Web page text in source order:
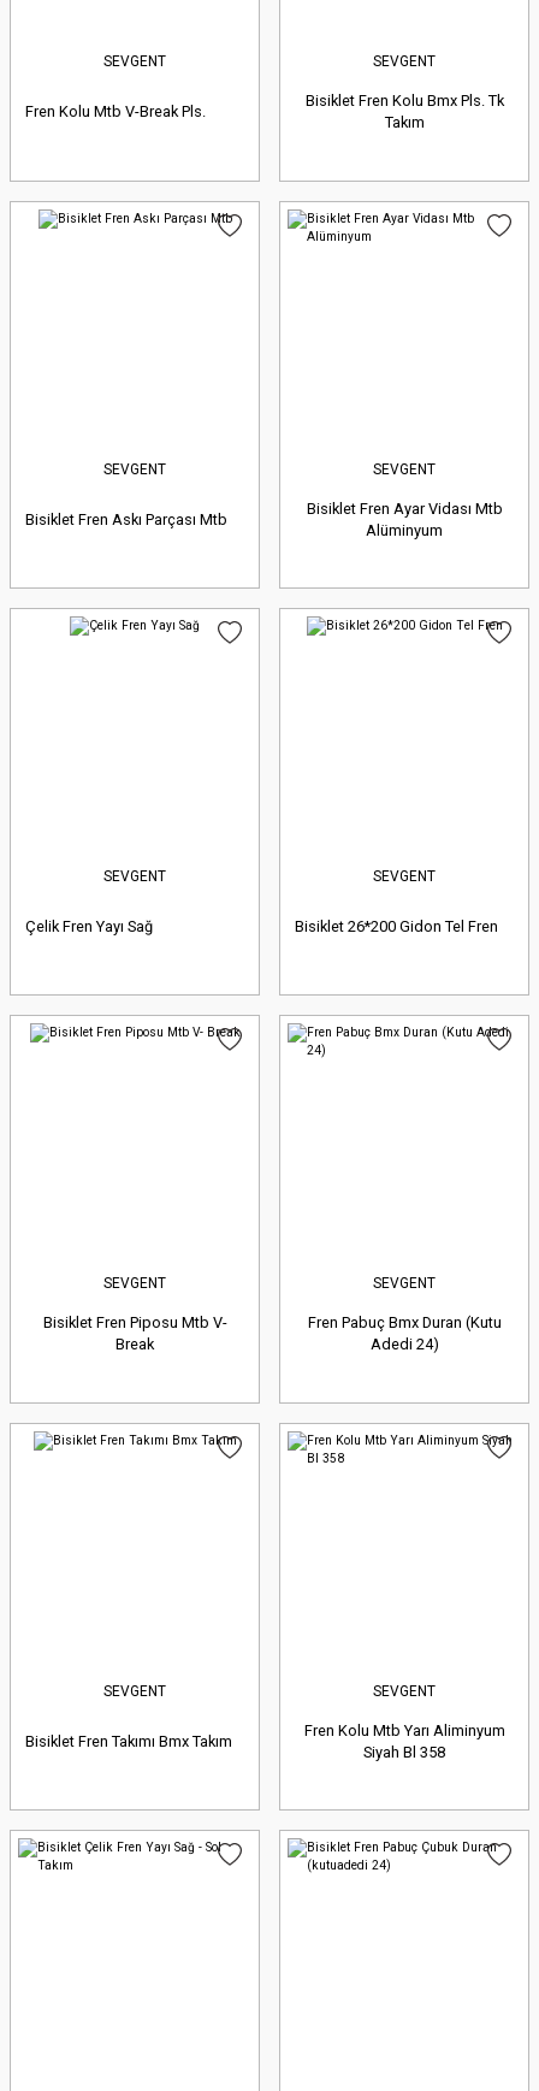
SEVGENT
Fren Kolu Mtb V-Break Pls.
SEVGENT
Bisiklet Fren Kolu Bmx Pls. Tk
Takım
SEVGENT
Bisiklet Fren Askı Parçası Mtb
SEVGENT
Bisiklet Fren Ayar Vidası Mtb
Alüminyum
SEVGENT
Çelik Fren Yayı Sağ
SEVGENT
Bisiklet 26*200 Gidon Tel Fren
SEVGENT
Bisiklet Fren Piposu Mtb V-
Break
SEVGENT
Fren Pabuç Bmx Duran (Kutu
Adedi 24)
SEVGENT
Bisiklet Fren Takımı Bmx Takım
SEVGENT
Fren Kolu Mtb Yarı Aliminyum
Siyah Bl 358